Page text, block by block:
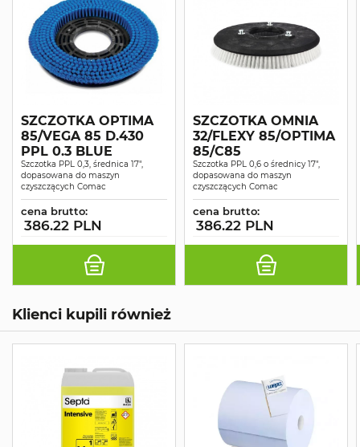
SZCZOTKA OPTIMA
85/VEGA 85 D.430
PPL 0.3 BLUE
Szczotka PPL 0,3, średnica 17",
dopasowana do maszyn
czyszczących Comac
cena brutto:
386.22 PLN
SZCZOTKA OMNIA
32/FLEXY 85/OPTIMA
85/C85
Szczotka PPL 0,6 o średnicy 17",
dopasowana do maszyn
czyszczących Comac
cena brutto:
386.22 PLN
Klienci kupili również